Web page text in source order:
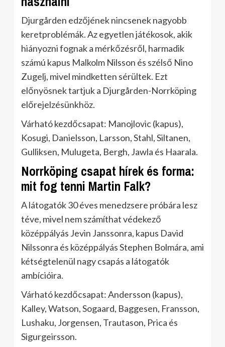
Djurgården edzőjének nincsenek nagyobb
keretproblémák. Az egyetlen játékosok, akik
hiányozni fognak a mérkőzésről, harmadik
számú kapus Malkolm Nilsson és szélső Nino
Zugelj, mivel mindketten sérültek. Ezt
előnyösnek tartjuk a Djurgården-Norrköping
előrejelzésünkhöz.
Várható kezdőcsapat: Manojlovic (kapus),
Kosugi, Danielsson, Larsson, Stahl, Siltanen,
Gulliksen, Mulugeta, Bergh, Jawla és Haarala.
Norrköping csapat hírek és forma:
mit fog tenni Martin Falk?
A látogatók 30 éves menedzsere próbára lesz
téve, mivel nem számíthat védekező
középpályás Jevin Janssonra, kapus David
Nilssonra és középpályás Stephen Bolmára, ami
kétségtelenül nagy csapás a látogatók
ambícióira.
Várható kezdőcsapat: Andersson (kapus),
Kalley, Watson, Sogaard, Baggesen, Fransson,
Lushaku, Jorgensen, Trautason, Prica és
Sigurgeirsson.